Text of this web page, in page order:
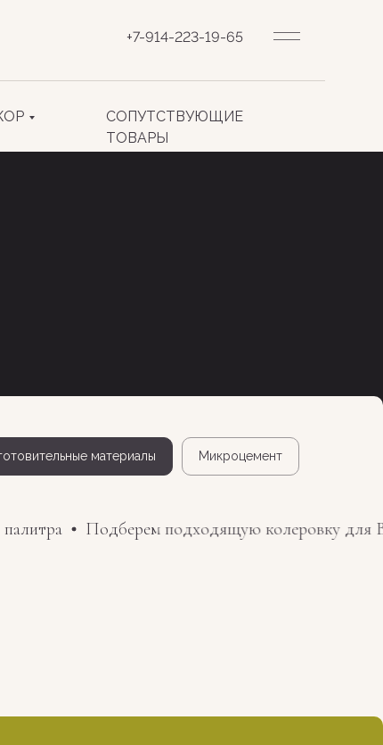
+7-914-223-19-65
СОПУТСТВУЮЩИЕ
ТОВАРЫ
материалы Микроцемент
Подберем подходящую колеровку для